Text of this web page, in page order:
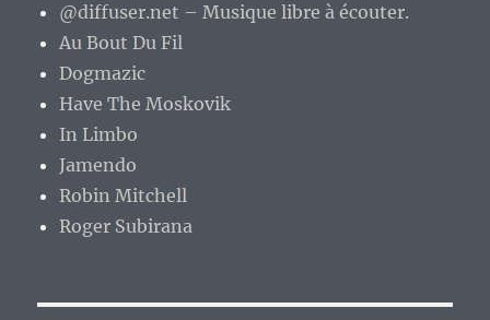
@diffuser.net – Musique libre à écouter.
Au Bout Du Fil
Dogmazic
Have The Moskovik
In Limbo
Jamendo
Robin Mitchell
Roger Subirana